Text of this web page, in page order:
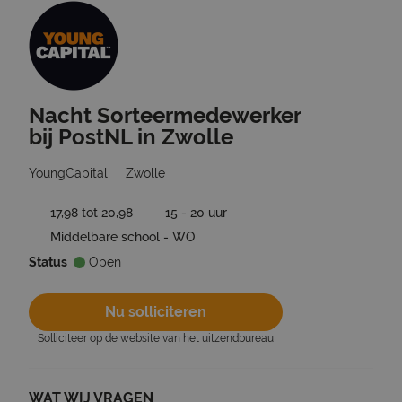
Ga terug naar vacatures
Nacht Sorteermedewerker
bij PostNL in Zwolle
YoungCapital Zwolle
17,98 tot 20,98
15 - 20 uur
Middelbare school - WO
Status
Open
Nu solliciteren
Solliciteer op de website van het uitzendbureau
WAT WIJ VRAGEN